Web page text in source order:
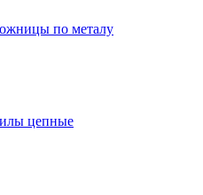
по металу
цепные